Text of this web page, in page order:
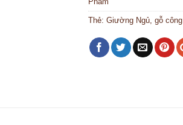
Thẻ: Giường Ngủ, gỗ